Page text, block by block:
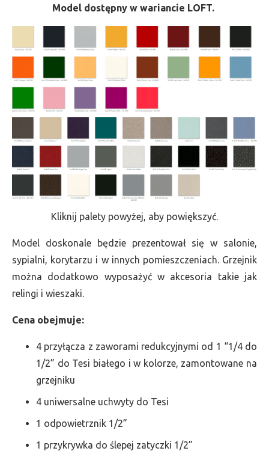
Model dostępny w wariancie LOFT.
Kliknij palety powyżej, aby powiększyć.
Model doskonale będzie prezentował się w salonie,
sypialni, korytarzu i w innych pomieszczeniach. Grzejnik
można dodatkowo wyposażyć w akcesoria takie jak
relingi i wieszaki.
Cena obejmuje:
4 przyłącza z zaworami redukcyjnymi od 1 “1/4 do
1/2” do Tesi białego i w kolorze, zamontowane na
grzejniku
4 uniwersalne uchwyty do Tesi
1 odpowietrznik 1/2”
1 przykrywka do ślepej zatyczki 1/2”